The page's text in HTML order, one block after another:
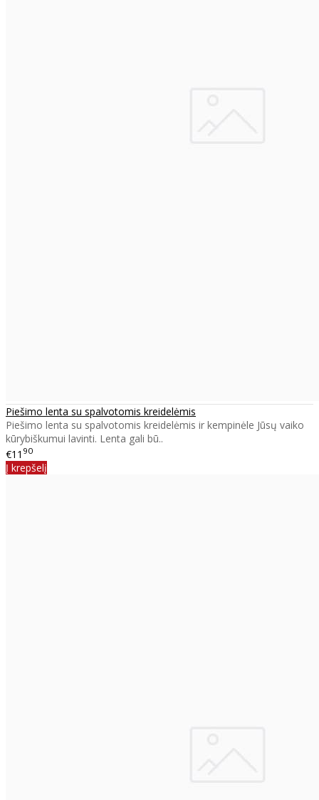
Piešimo lenta su spalvotomis kreidelėmis
Piešimo lenta su spalvotomis kreidelėmis ir kempinėle Jūsų vaiko
kūrybiškumui lavinti. Lenta gali bū..
€11 90
Į krepšelį